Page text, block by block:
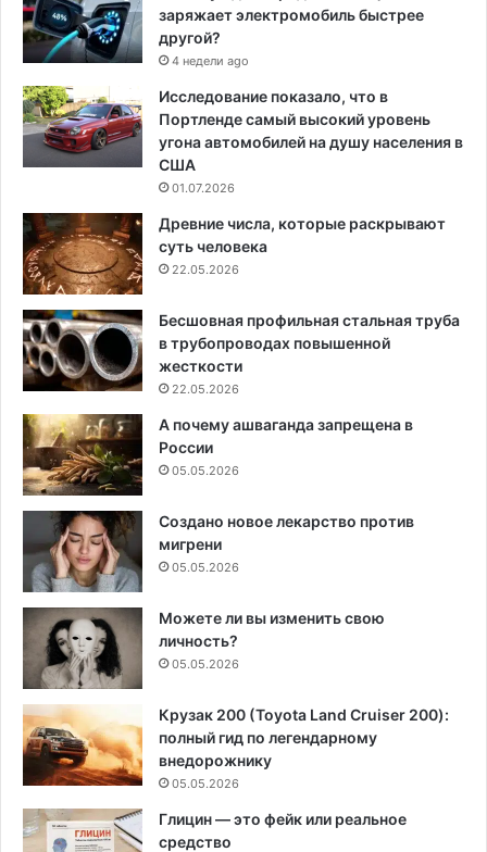
заряжает электромобиль быстрее
другой?
4 недели ago
Исследование показало, что в
Портленде самый высокий уровень
угона автомобилей на душу населения в
США
01.07.2026
Древние числа, которые раскрывают
суть человека
22.05.2026
Бесшовная профильная стальная труба
в трубопроводах повышенной
жесткости
22.05.2026
А почему ашваганда запрещена в
России
05.05.2026
Создано новое лекарство против
мигрени
05.05.2026
Можете ли вы изменить свою
личность?
05.05.2026
Крузак 200 (Toyota Land Cruiser 200):
полный гид по легендарному
внедорожнику
05.05.2026
Глицин — это фейк или реальное
средство